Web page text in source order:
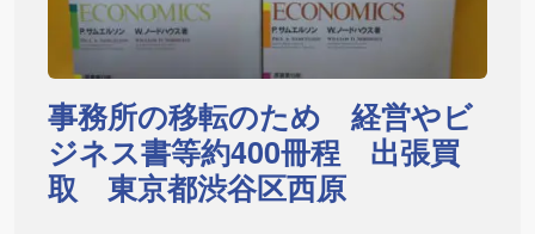
事務所の移転のため 経営やビ
ジネス書等約400冊程 出張買
取 東京都渋谷区西原